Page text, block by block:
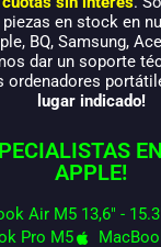
en stock en
BQ, Samsung,
dar un soporte
ordenadores
lugar indicado!
APPLE!
Air M5 13,6" -
Pro M5